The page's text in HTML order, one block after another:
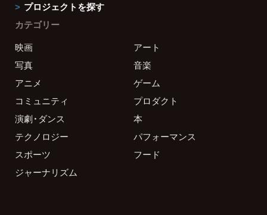
プロジェクトを探す
カテゴリー
映画
アート
写真
音楽
アニメ
ゲーム
コミュニティ
プロダクト
演劇・ダンス
本
テクノロジー
パフォーマンス
スポーツ
フード
ジャーナリズム